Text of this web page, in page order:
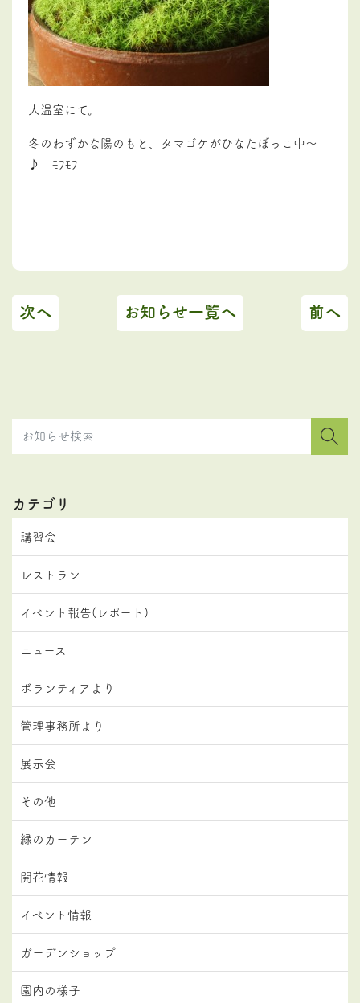
大温室にて。
冬のわずかな陽のもと、タマゴケがひなたぼっこ中～
♪ ﾓﾌﾓﾌ
次へ お知らせ一覧へ 前へ
カテゴリ
講習会
レストラン
イベント報告(レポート)
ニュース
ボランティアより
管理事務所より
展示会
その他
緑のカーテン
開花情報
イベント情報
ガーデンショップ
園内の様子